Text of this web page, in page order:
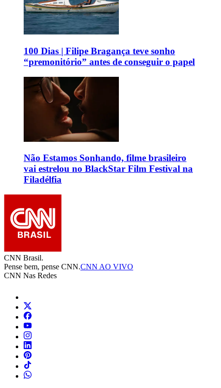
100 Dias | Filipe Bragança teve sonho
“premonitório” antes de conseguir o papel
Não Estamos Sonhando, filme brasileiro
vai estrelou no BlackStar Film Festival na
Filadélfia
CNN Brasil.
Pense bem, pense CNN.CNN AO VIVO
CNN Nas Redes